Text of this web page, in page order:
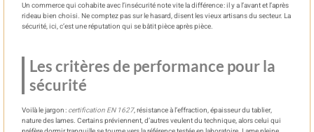
Un commerce qui cohabite avec l’insécurité note vite la différence : il y a l’avant et l’après
rideau bien choisi. Ne comptez pas sur le hasard, disent les vieux artisans du secteur. La
sécurité, ici, c’est une réputation qui se bâtit pièce après pièce.
Les critères de performance pour la
sécurité
Voilà le jargon : certification EN 1627, résistance à l’effraction, épaisseur du tablier,
nature des lames. Certains préviennent, d’autres veulent du technique, alors celui qui